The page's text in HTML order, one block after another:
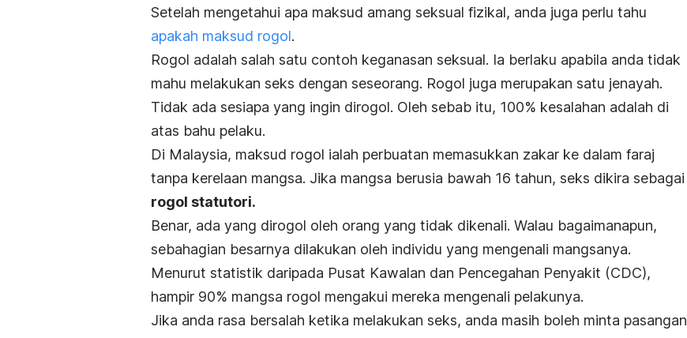
Setelah mengetahui apa maksud amang seksual fizikal, anda juga perlu tahu
apakah maksud rogol.
Rogol adalah salah satu contoh keganasan seksual. Ia berlaku apabila anda tidak
mahu melakukan seks dengan seseorang. Rogol juga merupakan satu jenayah.
Tidak ada sesiapa yang ingin dirogol. Oleh sebab itu, 100% kesalahan adalah di
atas bahu pelaku.
Di Malaysia, maksud rogol ialah perbuatan memasukkan zakar ke dalam faraj
tanpa kerelaan mangsa. Jika mangsa berusia bawah 16 tahun, seks dikira sebagai
rogol statutori.
Benar, ada yang dirogol oleh orang yang tidak dikenali. Walau bagaimanapun,
sebahagian besarnya dilakukan oleh individu yang mengenali mangsanya.
Menurut statistik daripada Pusat Kawalan dan Pencegahan Penyakit (CDC),
hampir 90% mangsa rogol mengakui mereka mengenali pelakunya.
Jika anda rasa bersalah ketika melakukan seks, anda masih boleh minta pasangan